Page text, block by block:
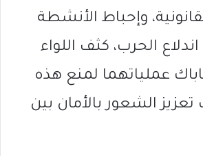
وإحباط الأنشطة
اندلاع الحرب، كثف اللواء
عملياتهما لمنع هذه
الشعور بالأمان بين